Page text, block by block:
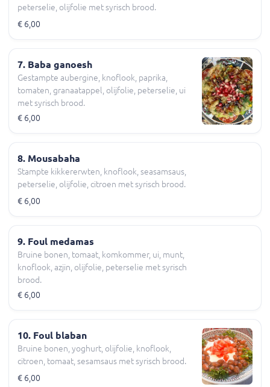
peterselie, olijfolie met syrisch brood.
€ 6,00
7. Baba ganoesh
Gestampte aubergine, knoflook, paprika,
tomaten, granaatappel, olijfolie, peterselie, ui
met syrisch brood.
€ 6,00
8. Mousabaha
Stampte kikkererwten, knoflook, seasamsaus,
peterselie, olijfolie, citroen met syrisch brood.
€ 6,00
9. Foul medamas
Bruine bonen, tomaat, komkommer, ui, munt,
knoflook, azjin, olijfolie, peterselie met syrisch
brood.
€ 6,00
10. Foul blaban
Bruine bonen, yoghurt, olijfolie, knoflook,
citroen, tomaat, sesamsaus met syrisch brood.
€ 6,00